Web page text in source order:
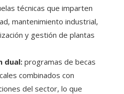
técnicas que imparten
mantenimiento industrial,
y gestión de plantas
dual: programas de becas
combinados con
del sector, lo que